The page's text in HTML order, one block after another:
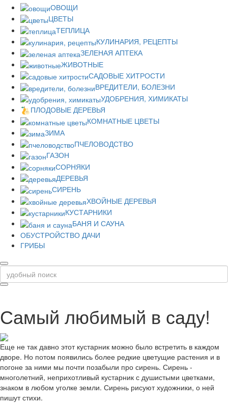
ОВОЩИ
ЦВЕТЫ
ТЕПЛИЦА
КУЛИНАРИЯ, РЕЦЕПТЫ
ЗЕЛЕНАЯ АПТЕКА
ЖИВОТНЫЕ
САДОВЫЕ ХИТРОСТИ
ВРЕДИТЕЛИ, БОЛЕЗНИ
УДОБРЕНИЯ, ХИМИКАТЫ
ПЛОДОВЫЕ ДЕРЕВЬЯ
КОМНАТНЫЕ ЦВЕТЫ
ЗИМА
ПЧЕЛОВОДСТВО
ГАЗОН
СОРНЯКИ
ДЕРЕВЬЯ
СИРЕНЬ
ХВОЙНЫЕ ДЕРЕВЬЯ
КУСТАРНИКИ
БАНЯ И САУНА
ОБУСТРОЙСТВО ДАЧИ
ГРИБЫ
Самый любимый в саду!
Еще не так давно этот кустарник можно было встретить в каждом
дворе. Но потом появились более редкие цветущие растения и в
погоне за ними мы почти позабыли про сирень. Сирень -
многолетний, неприхотливый кустарник с душистыми цветками,
знаком в любом уголке земли. Сирень рисуют художники, о ней
пишут стихи.